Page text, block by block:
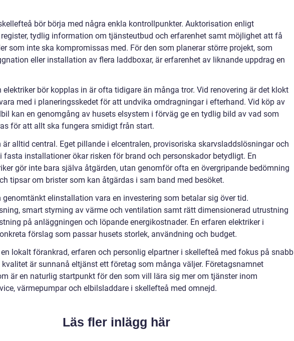
bör börja med några enkla kontrollpunkter. Auktorisation enligt
tydlig information om tjänsteutbud och erfarenhet samt möjlighet att få
som inte ska kompromissas med. För den som planerar större projekt, som
eller installation av flera laddboxar, är erfarenhet av liknande uppdrag en
bör kopplas in är ofta tidigare än många tror. Vid renovering är det klokt
med i planeringsskedet för att undvika omdragningar i efterhand. Vid köp av
kan en genomgång av husets elsystem i förväg ge en tydlig bild av vad som
för att allt ska fungera smidigt från start.
är alltid central. Eget pillande i elcentralen, provisoriska skarvsladdslösningar och
fasta installationer ökar risken för brand och personskador betydligt. En
gör inte bara själva åtgärden, utan genomför ofta en övergripande bedömning
tipsar om brister som kan åtgärdas i sam band med besöket.
genomtänkt elinstallation vara en investering som betalar sig över tid.
smart styrning av värme och ventilation samt rätt dimensionerad utrustning
på anläggningen och löpande energikostnader. En erfaren elektriker i
förslag som passar husets storlek, användning och budget.
lokalt förankrad, erfaren och personlig elpartner i skellefteå med fokus på snabb
kvalitet är sunnanå eltjänst ett företag som många väljer. Företagsnamnet
är en naturlig startpunkt för den som vill lära sig mer om tjänster inom
värmepumpar och elbilsladdare i skellefteå med omnejd.
Läs fler inlägg här